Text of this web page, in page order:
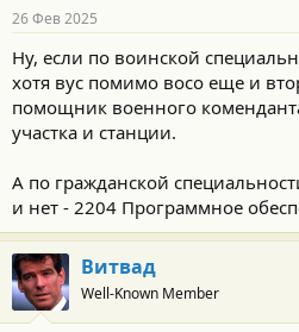
26 Фев 2025
Ну, если по воинской
хотя вус помимо восо еще и
помощник военного
участка и станции.
А по гражданской
и нет - 2204 Программное
Витвад
Well-Known Member